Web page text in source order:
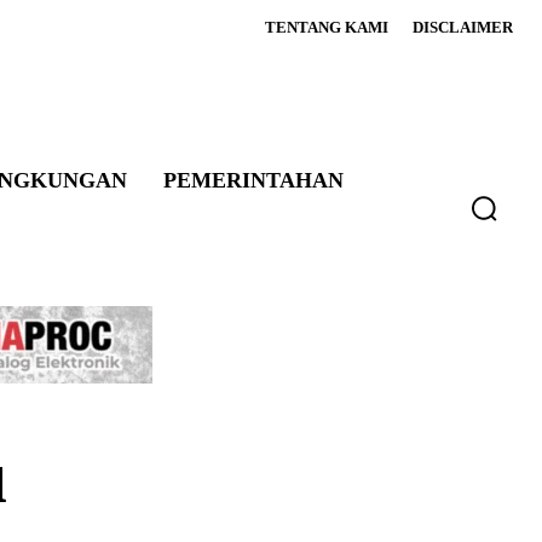
TENTANG KAMI DISCLAIMER
PEMERINTAHAN